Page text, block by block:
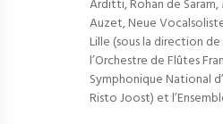
Arditti, Rohan de
Auzet, Neue
Lille (sous la direction de
l’Orchestre de Flûtes
Symphonique National
Risto Joost) et